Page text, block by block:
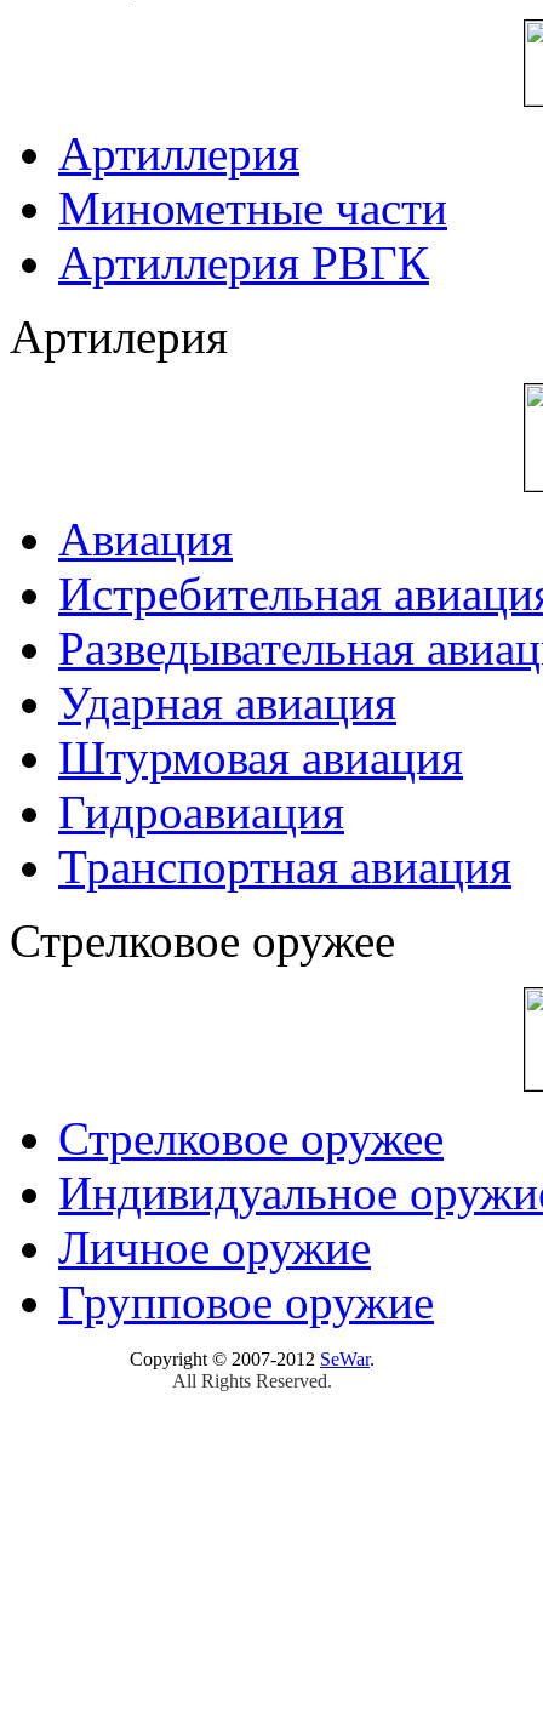
Артиллерия
Минометные части
Артиллерия РВГК
Артилерия
Авиация
Истребительная
Разведывательная
Ударная авиация
Штурмовая авиация
Гидроавиация
Транспортная авиация
Стрелковое оружее
Стрелковое оружее
Индивидуальное
Личное оружие
Групповое оружие
Copyright © 2007-2012 SeWar.
All Rights Reserved.